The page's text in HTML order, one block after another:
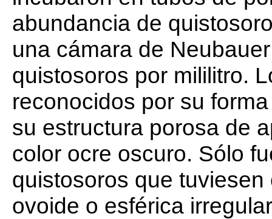
abundancia de
una cámara de
quistosoros por mililitro.
reconocidos por su
su estructura porosa de
color ocre oscuro. Sólo
quistosoros que
ovoide o esférica